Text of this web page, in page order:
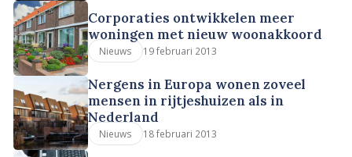
Corporaties ontwikkelen meer
woningen met nieuw woonakkoord
Nieuws 19 februari 2013
Nergens in Europa wonen zoveel
mensen in rijtjeshuizen als in
Nederland
Nieuws 18 februari 2013